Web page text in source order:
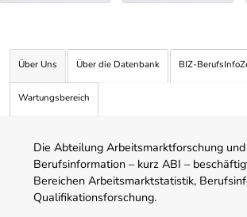
Über Uns Über die Datenbank BIZ-
Wartungsbereich
Die Abteilung Arbeitsmarktforschung und
Berufsinformation – kurz ABI –
Bereichen Arbeitsmarktstatistik,
Qualifikationsforschung.